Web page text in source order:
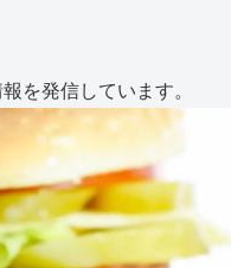
を発信しています。